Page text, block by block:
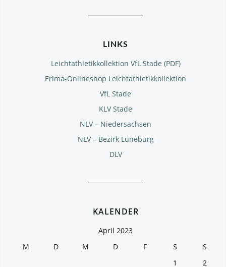
LINKS
Leichtathletikkollektion VfL Stade (PDF)
Erima-Onlineshop Leichtathletikkollektion
VfL Stade
KLV Stade
NLV – Niedersachsen
NLV – Bezirk Lüneburg
DLV
KALENDER
April 2023
M
D M D F S
S
1
2